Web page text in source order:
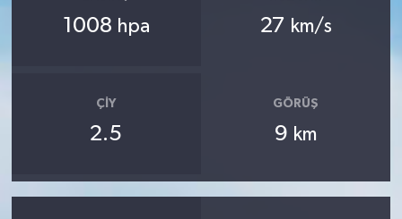
1008 hpa 27 km/s
ÇIY
2.5
GÖRÜŞ
9 km